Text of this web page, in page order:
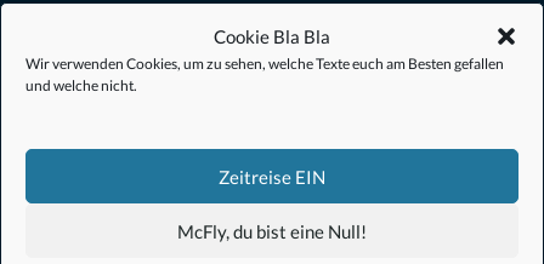
Cookie Bla Bla
Wir verwenden Cookies, um zu sehen, welche Texte euch am Besten gefallen
und welche nicht.
Zeitreise EIN
McFly, du bist eine Null!